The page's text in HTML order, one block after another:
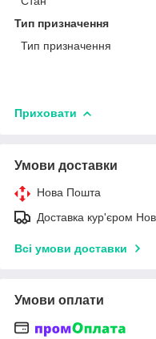
Тип призначення
Тип призначення
Приховати
Умови доставки
Нова Пошта
Доставка кур'єром
Всі умови доставки
Умови оплати